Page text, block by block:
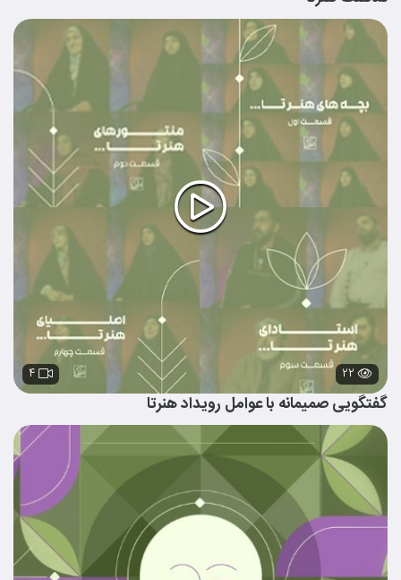
۲۲ ۴
گفتگویی صمیمانه با عوامل رویداد هنرتا